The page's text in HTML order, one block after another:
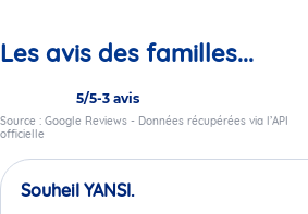
Les avis des familles...
5/5-3 avis
Source : Google Reviews - Données récupérées via l’API
officielle
Souheil YANSI.